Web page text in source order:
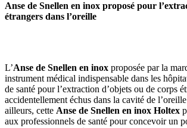
Anse de Snellen en inox proposé pour
étrangers dans l’oreille
L’Anse de Snellen en inox proposée par la
instrument médical indispensable dans les
de santé pour l’extraction d’objets ou de corps
accidentellement échus dans la cavité de
ailleurs, cette Anse de Snellen en inox Holtex
aux professionnels de santé pour concevoir un